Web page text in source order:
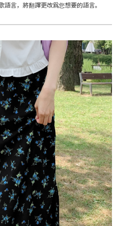
言，將翻譯更改爲您想要的語言。